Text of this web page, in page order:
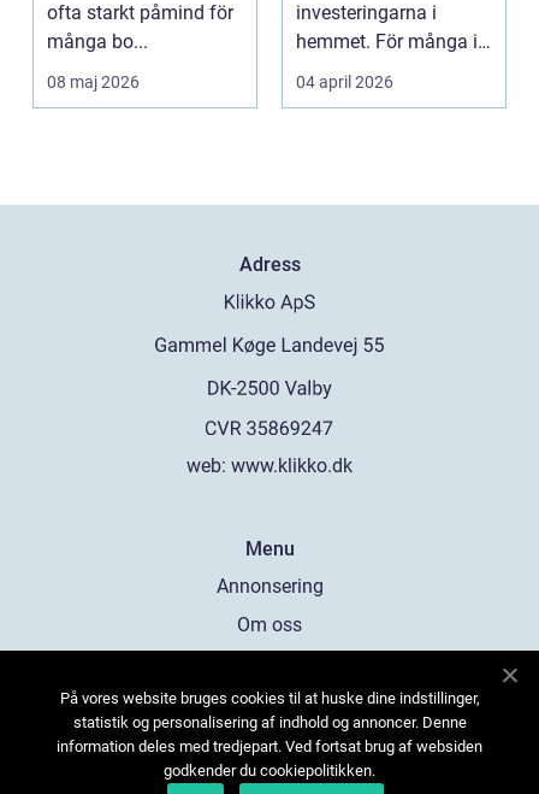
ofta starkt påmind för
många bo...
08 maj 2026
investeringarna i
hemmet. För många i
och runt Kristianstad ...
04 april 2026
Adress
web: www.klikko.dk
Menu
Annonsering
Om oss
Kontakta oss
Sitemap
På vores website bruges cookies til at huske dine indstillinger,
statistik og personalisering af indhold og annoncer. Denne
information deles med tredjepart. Ved fortsat brug af websiden
godkender du cookiepolitikken.